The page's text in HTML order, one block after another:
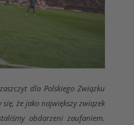
dla Polskiego Związku
że jako największy związek
obdarzeni zaufaniem.